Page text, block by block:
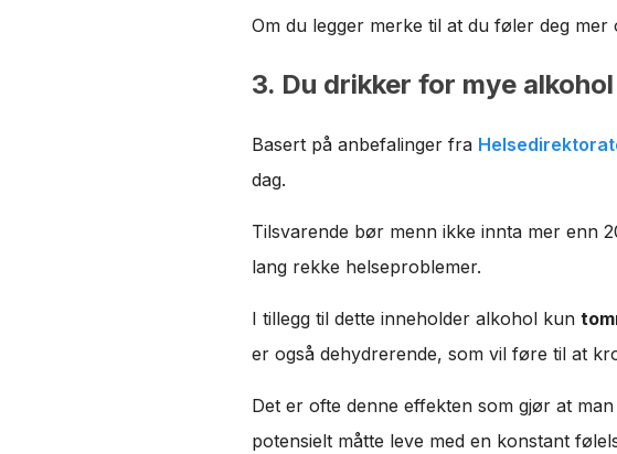
Om du legger merke til at du føler deg
3. Du drikker for mye alkohol
Basert på anbefalinger fra
dag.
Tilsvarende bør menn ikke innta mer enn
lang rekke helseproblemer.
I tillegg til dette inneholder alkohol kun
er også dehydrerende, som vil føre til at
Det er ofte denne effekten som gjør at
potensielt måtte leve med en konstant